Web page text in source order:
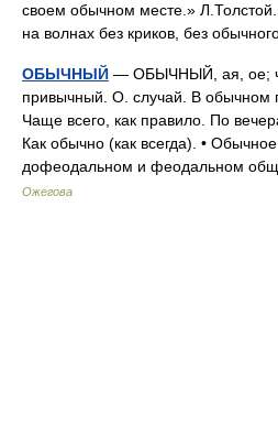
своем обычном месте.»
на волнах без криков, без
ОБЫЧНЫЙ — ОБЫЧНЫЙ, ая, ое;
привычный. О. случай. В обычном
Чаще всего, как правило. По
Как обычно (как всегда). •
дофеодальном и феодальном
Ожегова